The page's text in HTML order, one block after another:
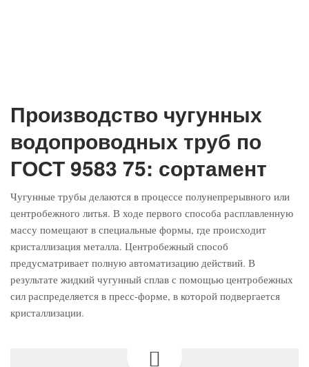
Производство чугунных
водопроводных труб по
ГОСТ 9583 75: сортамент
Чугунные трубы делаются в процессе полунепрерывного или
центробежного литья. В ходе первого способа расплавленную
массу помещают в специальные формы, где происходит
кристаллизация металла. Центробежный способ
предусматривает полную автоматизацию действий. В
результате жидкий чугунный сплав с помощью центробежных
сил распределяется в пресс-форме, в которой подвергается
кристаллизации.